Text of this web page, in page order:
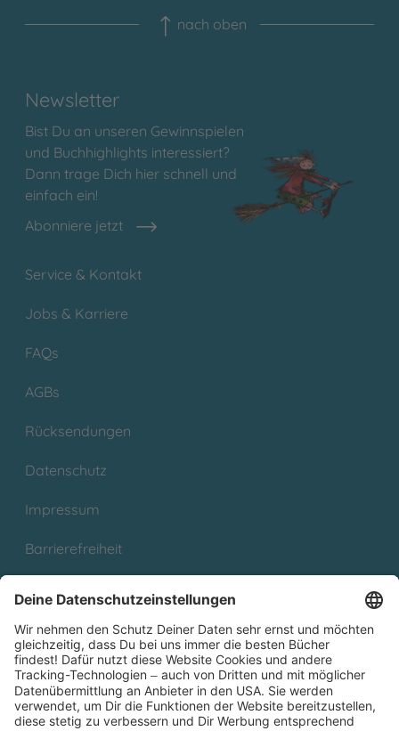
nach oben
Newsletter
Bist Du an unseren Gewinnspielen
und Buchhighlights interessiert?
Dann trage Dich hier schnell und
einfach ein!
Abonniere jetzt
Service & Kontakt
Jobs & Karriere
FAQs
AGBs
Rücksendungen
Datenschutz
Impressum
Barrierefreiheit
Partnerprogramm (Affiliate)
Folge uns auf